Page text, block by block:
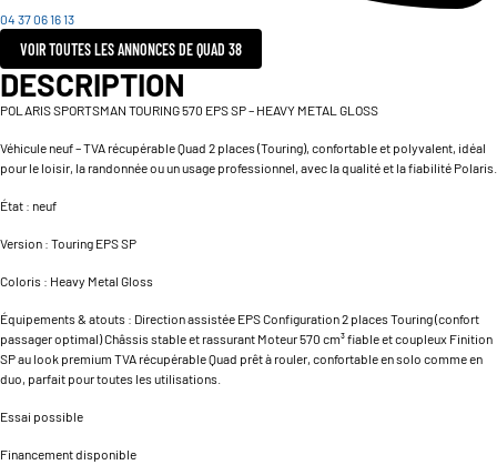
04 37 06 16 13
VOIR TOUTES LES ANNONCES DE QUAD 38
DESCRIPTION
POLARIS SPORTSMAN TOURING 570 EPS SP – HEAVY METAL GLOSS
Véhicule neuf – TVA récupérable Quad 2 places (Touring), confortable et polyvalent, idéal
pour le loisir, la randonnée ou un usage professionnel, avec la qualité et la fiabilité Polaris.
État : neuf
Version : Touring EPS SP
Coloris : Heavy Metal Gloss
Équipements & atouts : Direction assistée EPS Configuration 2 places Touring (confort
passager optimal) Châssis stable et rassurant Moteur 570 cm³ fiable et coupleux Finition
SP au look premium TVA récupérable Quad prêt à rouler, confortable en solo comme en
duo, parfait pour toutes les utilisations.
Essai possible
Financement disponible